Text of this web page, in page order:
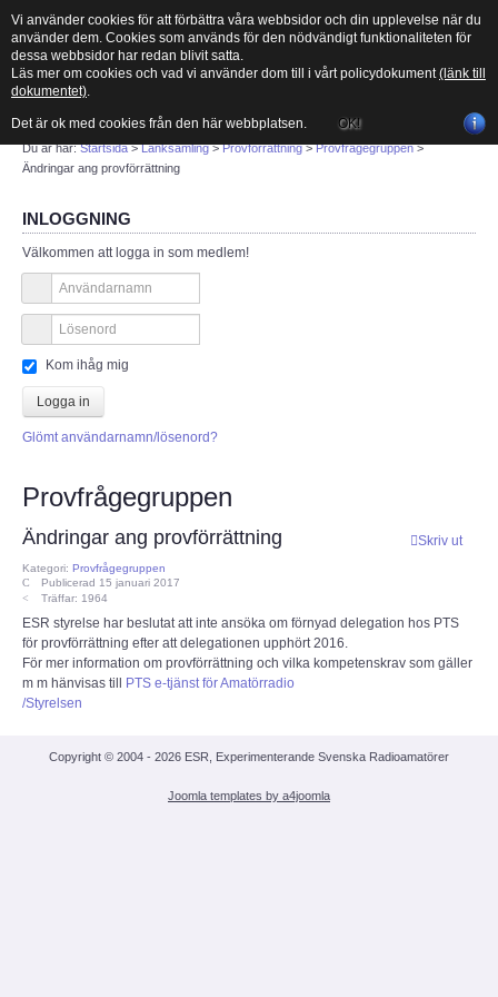
MENU
Vad är amatörradio?
Länksamling
PTS
CEPT
ECC
Provförrättning
PTS e-tjänst
Provfrågegruppen
Du är här:Startsida>Länksamling>Provförrättning>Provfrågegruppen>
Ändringar ang provförrättning
INLOGGNING
Välkommen att logga in som medlem!
Kom ihåg mig
Logga in
Glömt användarnamn/lösenord?
Provfrågegruppen
Skriv ut
Ändringar ang provförrättning
Kategori: Provfrågegruppen
Publicerad 15 januari 2017
Träffar: 1964
ESR styrelse har beslutat att inte ansöka om förnyad delegation hos PTS
för provförrättning efter att delegationen upphört 2016.
För mer information om provförrättning och vilka kompetenskrav som gäller
m m hänvisas till
PTS e-tjänst för Amatörradio
/Styrelsen
Copyright © 2004 - 2026 ESR, Experimenterande Svenska Radioamatörer
Joomla templates by a4joomla
Vi använder cookies för att förbättra våra webbsidor och din upplevelse när du
använder dem. Cookies som används för den nödvändigt funktionaliteten för
dessa webbsidor har redan blivit satta.
Läs mer om cookies och vad vi använder dom till i vårt policydokument(länk till
dokumentet).
Det är ok med cookies från den här webbplatsen. OK!